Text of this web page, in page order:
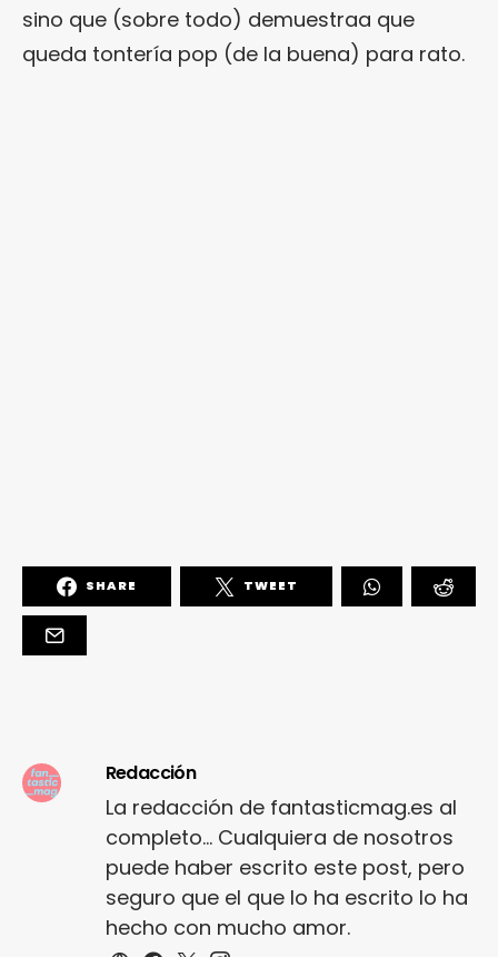
sino que (sobre todo) demuestraa que
queda tontería pop (de la buena) para rato.
SHARE TWEET
Redacción
La redacción de fantasticmag.es al
completo... Cualquiera de nosotros
puede haber escrito este post, pero
seguro que el que lo ha escrito lo ha
hecho con mucho amor.